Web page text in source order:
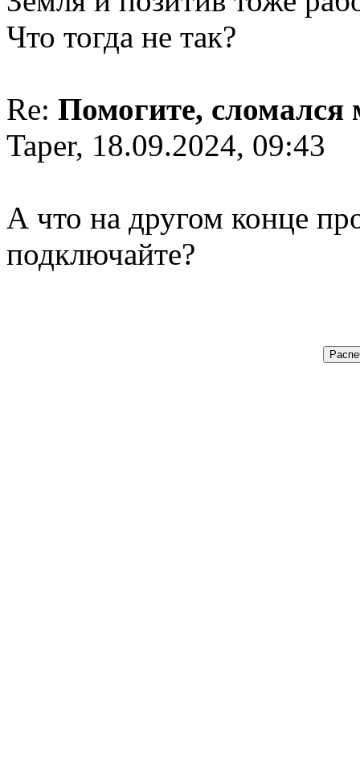
Что тогда не так?
Re: Помогите,
Taper, 18.09.2024, 09:43
А что на другом конце
подключайте?